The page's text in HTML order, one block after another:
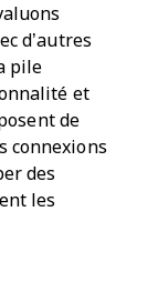
d’autres
pile
et
de
connexions
des
les